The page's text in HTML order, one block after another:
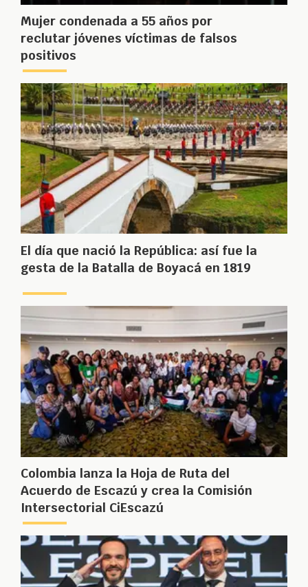
Mujer condenada a 55 años por
reclutar jóvenes víctimas de falsos
positivos
El día que nació la República: así fue la
gesta de la Batalla de Boyacá en 1819
Colombia lanza la Hoja de Ruta del
Acuerdo de Escazú y crea la Comisión
Intersectorial CiEscazú